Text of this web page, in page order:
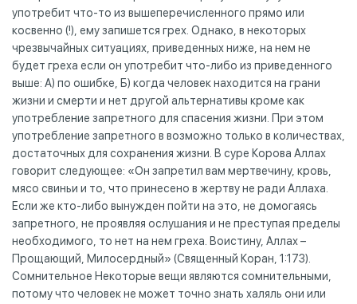
употребит что-то из вышеперечисленного прямо или
косвенно (!), ему запишется грех. Однако, в некоторых
чрезвычайных ситуациях, приведенных ниже, на нем не
будет греха если он употребит что-либо из приведенного
выше: А) по ошибке, Б) когда человек находится на грани
жизни и смерти и нет другой альтернативы кроме как
употребление запретного для спасения жизни. При этом
употребление запретного в возможно только в количествах,
достаточных для сохранения жизни. В суре Корова Аллах
говорит следующее: «Он запретил вам мертвечину, кровь,
мясо свиньи и то, что принесено в жертву не ради Аллаха.
Если же кто-либо вынужден пойти на это, не домогаясь
запретного, не проявляя ослушания и не преступая пределы
необходимого, то нет на нем греха. Воистину, Аллах –
Прощающий, Милосердный» (Священный Коран, 1:173).
Сомнительное Некоторые вещи являются сомнительными,
потому что человек не может точно знать халяль они или